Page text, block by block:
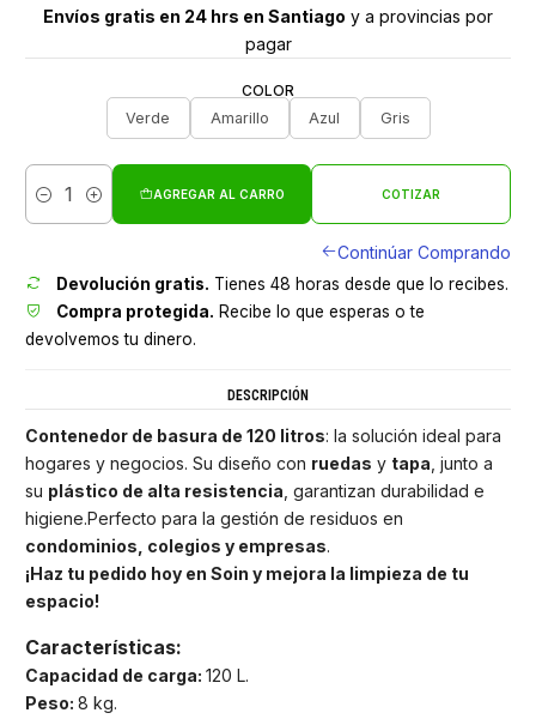
Envíos gratis en 24 hrs en Santiago y a provincias por
pagar
COLOR
Verde
Amarillo Azul Gris
Cantidad
AGREGAR AL CARRO COTIZAR
Continúar Comprando
Devolución gratis. Tienes 48 horas desde que lo recibes.
Compra protegida. Recibe lo que esperas o te
devolvemos tu dinero.
DESCRIPCIÓN
Contenedor de basura de 120 litros: la solución ideal para
hogares y negocios. Su diseño con ruedas y tapa, junto a
su plástico de alta resistencia, garantizan durabilidad e
higiene.Perfecto para la gestión de residuos en
condominios, colegios y empresas.
¡Haz tu pedido hoy en Soin y mejora la limpieza de tu
espacio!
Características:
Capacidad de carga: 120 L.
Peso: 8 kg.